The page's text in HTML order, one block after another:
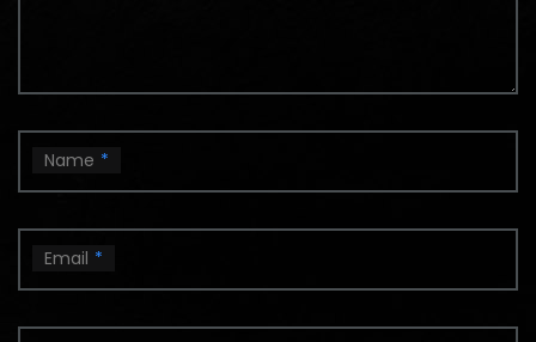
Name *
Email *